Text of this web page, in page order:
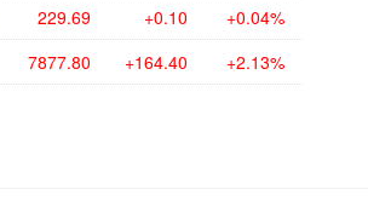
229.69 +0.10 +0.04%
7877.80 +164.40 +2.13%